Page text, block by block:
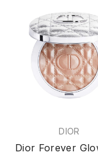
DIOR